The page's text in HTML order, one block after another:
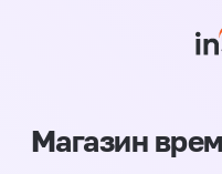
Магазин